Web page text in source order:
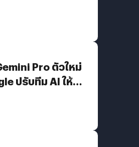
Pro ตัวใหม่
ปรับทีม AI ให้